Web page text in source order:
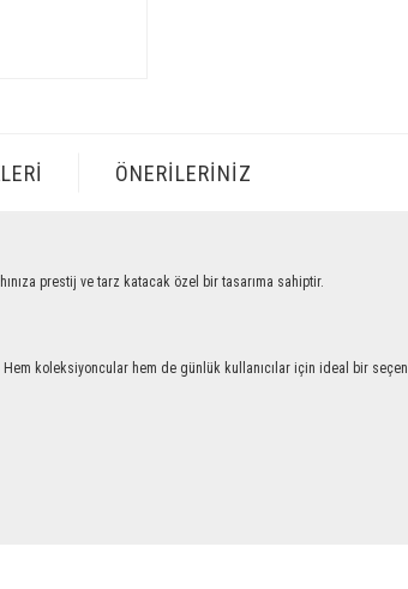
ÖNERILERINIZ
prestij ve tarz katacak özel bir tasarıma sahiptir.
koleksiyoncular hem de günlük kullanıcılar için ideal bir